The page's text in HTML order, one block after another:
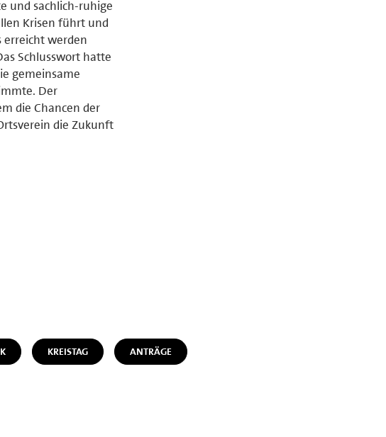
und sachlich-ruhige
Krisen führt und
erreicht werden
Schlusswort hatte
gemeinsame
Der
die Chancen der
die Zukunft
KREISTAG ANTRÄGE